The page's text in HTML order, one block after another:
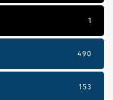
1
490
153